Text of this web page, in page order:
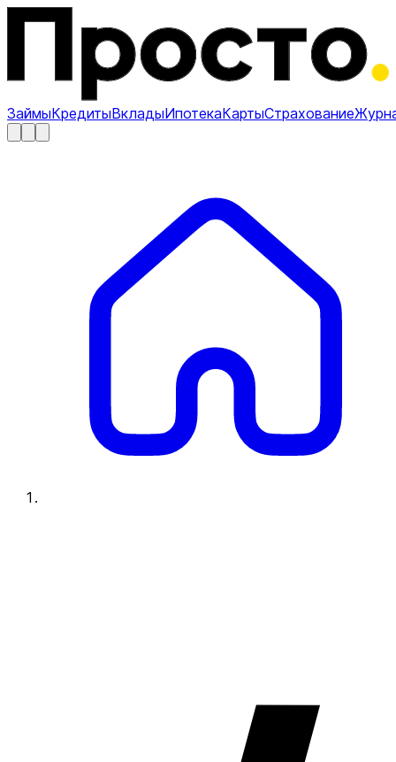
ЗаймыКредитыВкладыИпотекаКартыСтрахование